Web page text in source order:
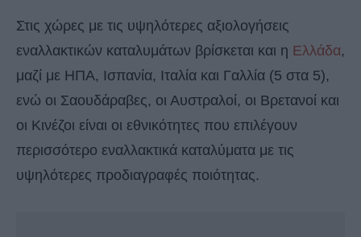
Στις χώρες με τις υψηλότερες αξιολογήσεις
εναλλακτικών καταλυμάτων βρίσκεται και η Ελλάδα,
μαζί με ΗΠΑ, Ισπανία, Ιταλία και Γαλλία (5 στα 5),
ενώ οι Σαουδάραβες, οι Αυστραλοί, οι Βρετανοί και
οι Κινέζοι είναι οι εθνικότητες που επιλέγουν
περισσότερο εναλλακτικά καταλύματα με τις
υψηλότερες προδιαγραφές ποιότητας.